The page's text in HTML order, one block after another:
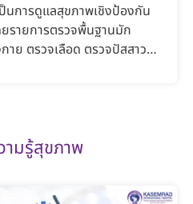
นการดูแลสุขภาพเชิงป้องกัน
รายการตรวจพื้นฐานมัก
าย ตรวจเลือด ตรวจปัสสาวะ
ามรู้สุขภาพ